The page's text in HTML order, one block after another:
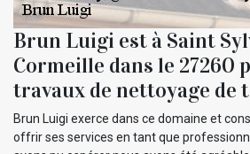
Brun Luigi est à Saint
Cormeille dans le 27260
travaux de nettoyage de
Brun Luigi exerce dans ce domaine et
offrir ses services en tant que